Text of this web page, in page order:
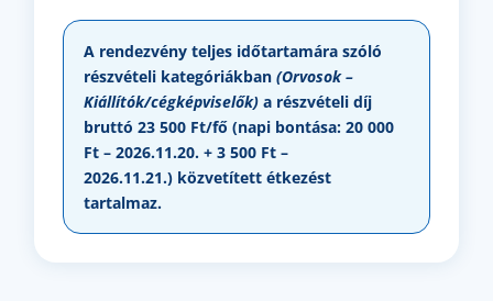
A rendezvény teljes időtartamára szóló
részvételi kategóriákban (Orvosok –
Kiállítók/cégképviselők) a részvételi díj
bruttó 23 500 Ft/fő (napi bontása: 20 000
Ft – 2026.11.20. + 3 500 Ft –
2026.11.21.) közvetített étkezést
tartalmaz.